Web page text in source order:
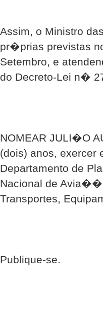
Assim, o Ministro
pr�prias previstas
Setembro, e
do Decreto-Lei n�
NOMEAR JULI�O
(dois) anos,
Departamento de
Nacional de
Transportes,
Publique-se.